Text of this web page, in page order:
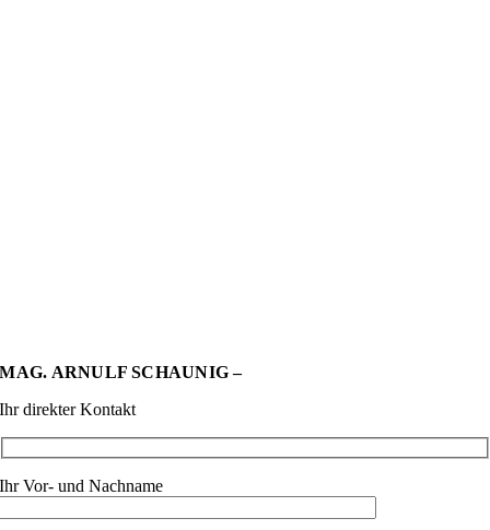
MAG. ARNULF SCHAUNIG –
Ihr direkter Kontakt
Ihr Vor- und Nachname